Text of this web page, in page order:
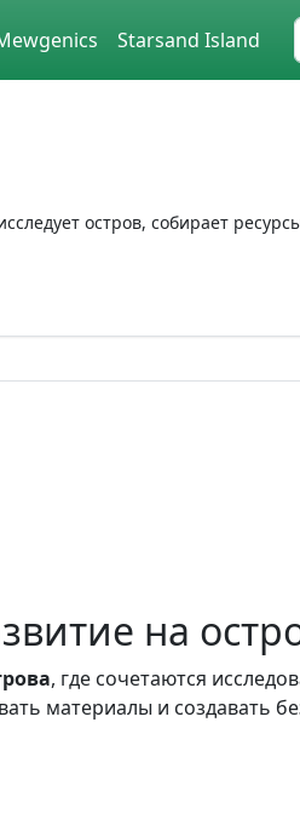
Starsand Island
остров, собирает
на
, где сочетаются
материалы и создавать